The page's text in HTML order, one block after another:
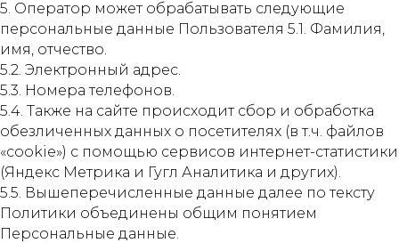
5. Оператор может обрабатывать следующие
персональные данные Пользователя 5.1. Фамилия,
имя, отчество.
5.2. Электронный адрес.
5.3. Номера телефонов.
5.4. Также на сайте происходит сбор и обработка
обезличенных данных о посетителях (в т.ч. файлов
«cookie») с помощью сервисов интернет-статистики
(Яндекс Метрика и Гугл Аналитика и других).
5.5. Вышеперечисленные данные далее по тексту
Политики объединены общим понятием
Персональные данные.